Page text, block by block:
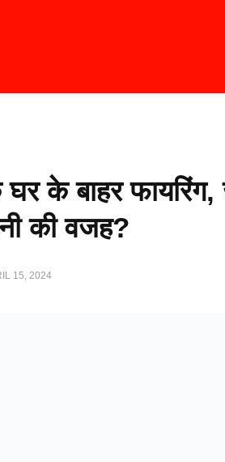
के बाहर फायरिंग,
की वजह?
15, 2024